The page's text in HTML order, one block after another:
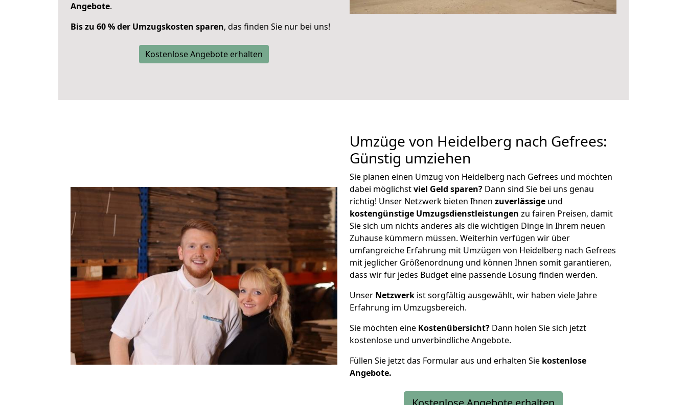
Angebote.
Bis zu 60 % der Umzugskosten sparen, das finden Sie nur bei uns!
Kostenlose Angebote erhalten
Umzüge von Heidelberg nach Gefrees:
Günstig umziehen
Sie planen einen Umzug von Heidelberg nach Gefrees und möchten
dabei möglichstviel Geld sparen? Dann sind Sie bei uns genau
richtig! Unser Netzwerk bieten Ihnen zuverlässige und
kostengünstige Umzugsdienstleistungen zu fairen Preisen, damit
Sie sich um nichts anderes als die wichtigen Dinge in Ihrem neuen
Zuhause kümmern müssen. Weiterhin verfügen wir über
umfangreiche Erfahrung mit Umzügen von Heidelberg nach Gefrees
mit jeglicher Größenordnung und können Ihnen somit garantieren,
dass wir für jedes Budget eine passende Lösung finden werden.
Unser Netzwerk ist sorgfältig ausgewählt, wir haben viele Jahre
Erfahrung im Umzugsbereich.
Sie möchten eine Kostenübersicht? Dann holen Sie sich jetzt
kostenlose und unverbindliche Angebote.
Füllen Sie jetzt das Formular aus und erhalten Sie kostenlose
Angebote.